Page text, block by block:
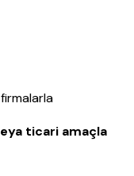
ticari amaçla